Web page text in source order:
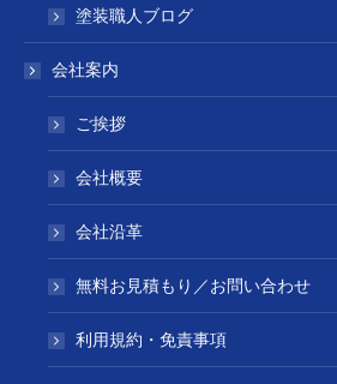
塗装職人ブログ
会社案内
ご挨拶
会社概要
会社沿革
無料お見積もり／お問い合わせ
利用規約・免責事項